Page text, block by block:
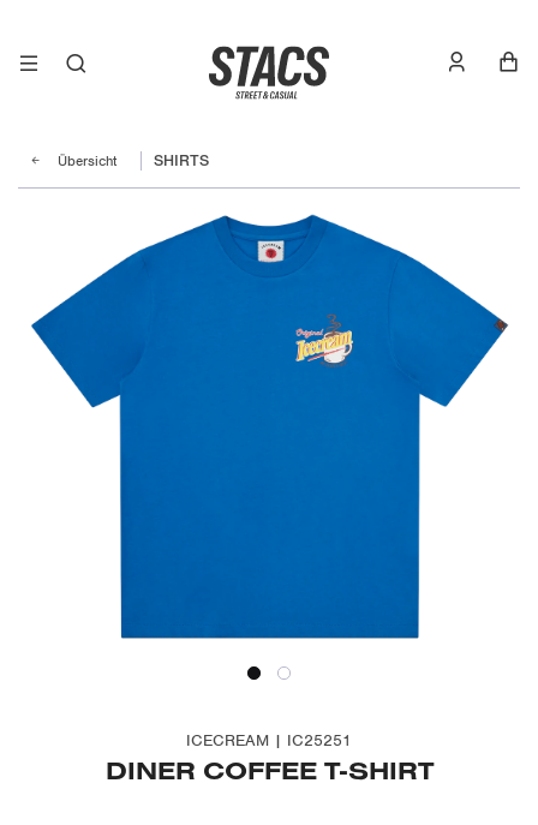
Übersicht SHIRTS
ICECREAM | IC25251
DINER COFFEE T-SHIRT